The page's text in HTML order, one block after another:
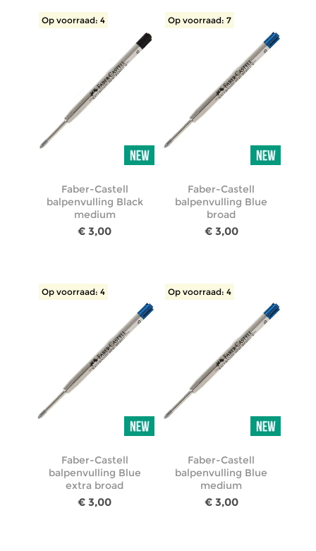
Op voorraad: 4
Faber-Castell
balpenvulling Black
medium
€ 3,00
Op voorraad: 7
Faber-Castell
balpenvulling Blue
broad
€ 3,00
Op voorraad: 4
Faber-Castell
balpenvulling Blue
extra broad
€ 3,00
Op voorraad: 4
Faber-Castell
balpenvulling Blue
medium
€ 3,00